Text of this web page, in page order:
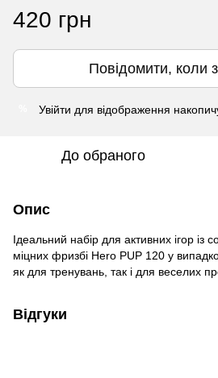
420 грн
Повідомити, коли
Увійти для відображення
До обраного
Опис
Ідеальний набір для активних ігор із
міцних фризбі Hero PUP 120 у
як для тренувань, так і для веселих
Відгуки